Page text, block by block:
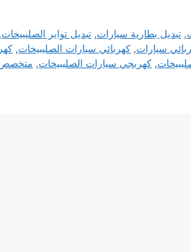
,تبديل بطارية سيارات,تبديل تواير الصليبيخات
سيارات, كهربائي سيارات الصليبيخات,
, كهربجي سيارات الصليبيخات, متخصص